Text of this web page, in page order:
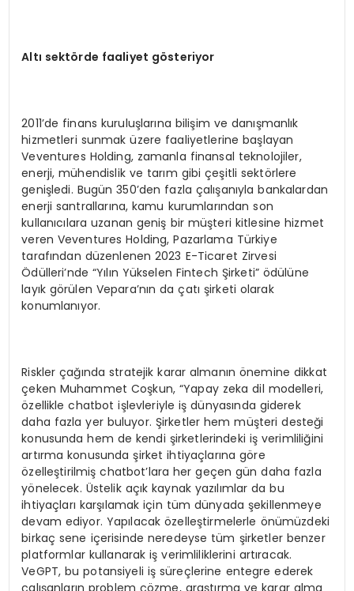
Altı sektörde faaliyet gösteriyor
2011’de finans kuruluşlarına bilişim ve danışmanlık
hizmetleri sunmak üzere faaliyetlerine başlayan
Veventures Holding, zamanla finansal teknolojiler,
enerji, mühendislik ve tarım gibi çeşitli sektörlere
genişledi. Bugün 350’den fazla çalışanıyla bankalardan
enerji santrallarına, kamu kurumlarından son
kullanıcılara uzanan geniş bir müşteri kitlesine hizmet
veren Veventures Holding, Pazarlama Türkiye
tarafından düzenlenen 2023 E-Ticaret Zirvesi
Ödülleri’nde “Yılın Yükselen Fintech Şirketi” ödülüne
layık görülen Vepara’nın da çatı şirketi olarak
konumlanıyor.
Riskler çağında stratejik karar almanın önemine dikkat
çeken Muhammet Coşkun, “Yapay zeka dil modelleri,
özellikle chatbot işlevleriyle iş dünyasında giderek
daha fazla yer buluyor. Şirketler hem müşteri desteği
konusunda hem de kendi şirketlerindeki iş verimliliğini
artırma konusunda şirket ihtiyaçlarına göre
özelleştirilmiş chatbot’lara her geçen gün daha fazla
yönelecek. Üstelik açık kaynak yazılımlar da bu
ihtiyaçları karşılamak için tüm dünyada şekillenmeye
devam ediyor. Yapılacak özelleştirmelerle önümüzdeki
birkaç sene içerisinde neredeyse tüm şirketler benzer
platformlar kullanarak iş verimliliklerini artıracak.
VeGPT, bu potansiyeli iş süreçlerine entegre ederek